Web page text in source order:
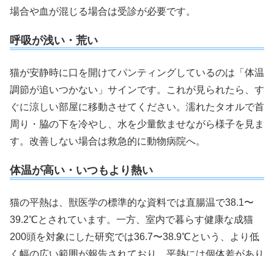
場合や血が混じる場合は受診が必要です。
呼吸が浅い・荒い
猫が安静時に口を開けてパンティングしているのは「体温
調節が追いつかない」サインです。これが見られたら、す
ぐに涼しい部屋に移動させてください。濡れたタオルで首
周り・脇の下を冷やし、水を少量飲ませながら様子を見ま
す。改善しない場合は救急的に動物病院へ。
体温が高い・いつもより熱い
猫の平熱は、獣医学の標準的な資料では直腸温で38.1〜
39.2℃とされています。一方、室内で暮らす健康な成猫
200頭を対象にした研究では36.7〜38.9℃という、より低
く幅の広い範囲が報告されており、平熱には個体差があり